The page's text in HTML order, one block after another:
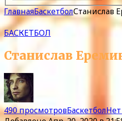
ГлавнаяБаскетболСтанислав
БАСКЕТБОЛ
Станислав
490 просмотровБаскетбол